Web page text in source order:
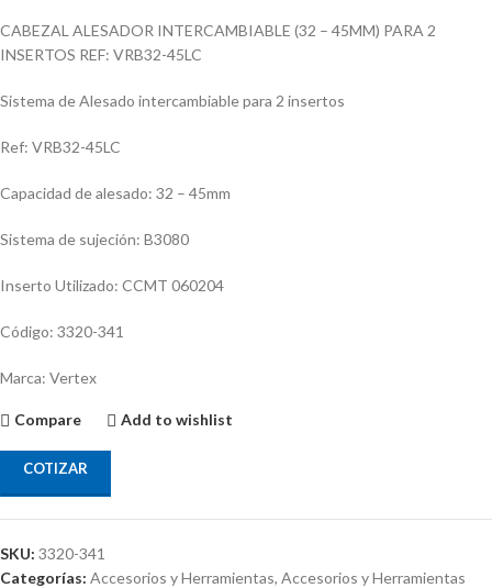
CABEZAL ALESADOR INTERCAMBIABLE (32 – 45MM) PARA 2
INSERTOS REF: VRB32-45LC
Sistema de Alesado intercambiable para 2 insertos
Ref: VRB32-45LC
Capacidad de alesado: 32 – 45mm
Sistema de sujeción: B3080
Inserto Utilizado: CCMT 060204
Código: 3320-341
Marca: Vertex
Compare Add to wishlist
COTIZAR
SKU: 3320-341
Categorías: Accesorios y Herramientas, Accesorios y Herramientas